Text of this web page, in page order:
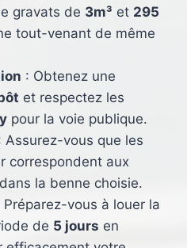
gravats de 3m³ et 295
tout-venant de même
: Obtenez une
et respectez les
pour la voie publique.
Assurez-vous que les
correspondent aux
dans la benne choisie.
Préparez-vous à louer la
de 5 jours en